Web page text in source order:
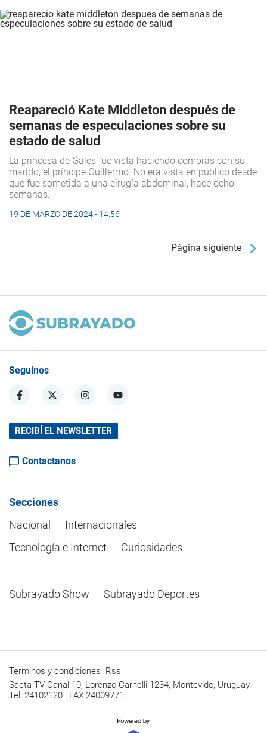
Reapareció Kate Middleton después de
semanas de especulaciones sobre su
estado de salud
La princesa de Gales fue vista haciendo compras con su
marido, el príncipe Guillermo. No era vista en público desde
que fue sometida a una cirugía abdominal, hace ocho
semanas.
19 DE MARZO DE 2024 - 14:56
Página siguiente
Seguinos
RECIBÍ EL NEWSLETTER
Contactanos
Secciones
Nacional
Internacionales
Tecnología e Internet
Curiosidades
Subrayado Show Subrayado Deportes
Terminos y condiciones Rss
Saeta TV Canal 10, Lorenzo Carnelli 1234, Montevido, Uruguay.
Tel: 24102120 | FAX:24009771